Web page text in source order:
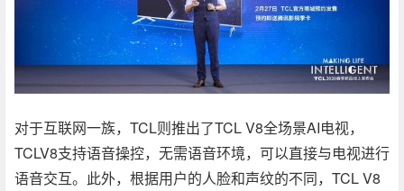
对于互联网一族，TCL则推出了TCL V8全场景AI电视，
TCLV8支持语音操控，无需语音环境，可以直接与电视进行
语音交互。此外，根据用户的人脸和声纹的不同，TCL V8